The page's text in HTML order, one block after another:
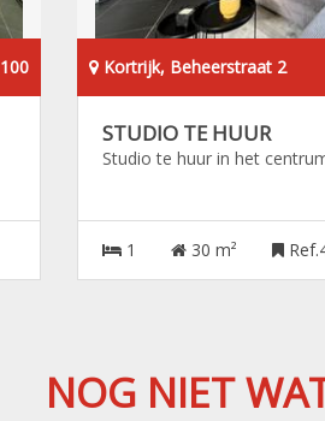
Kortrijk, Beheerstraat 2
STUDIO TE HUUR
Studio te huur in het
1 30 m²
NOG NIET